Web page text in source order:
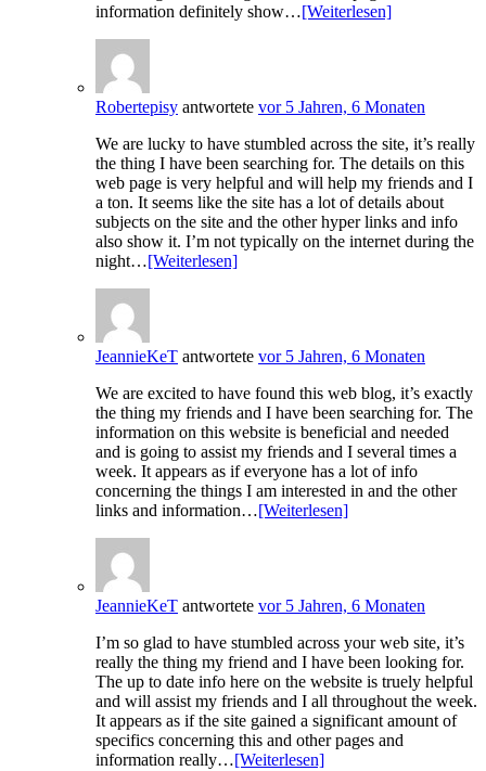
information definitely show…[Weiterlesen]
Robertepisy antwortete vor 5 Jahren, 6 Monaten
We are lucky to have stumbled across the site, it’s really
the thing I have been searching for. The details on this
web page is very helpful and will help my friends and I
a ton. It seems like the site has a lot of details about
subjects on the site and the other hyper links and info
also show it. I’m not typically on the internet during the
night…[Weiterlesen]
JeannieKeT antwortete vor 5 Jahren, 6 Monaten
We are excited to have found this web blog, it’s exactly
the thing my friends and I have been searching for. The
information on this website is beneficial and needed
and is going to assist my friends and I several times a
week. It appears as if everyone has a lot of info
concerning the things I am interested in and the other
links and information…[Weiterlesen]
JeannieKeT antwortete vor 5 Jahren, 6 Monaten
I’m so glad to have stumbled across your web site, it’s
really the thing my friend and I have been looking for.
The up to date info here on the website is truely helpful
and will assist my friends and I all throughout the week.
It appears as if the site gained a significant amount of
specifics concerning this and other pages and
information really…[Weiterlesen]